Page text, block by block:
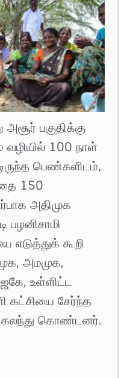
பகுதிக்கு
வழியில் 100 நாள்
பெண்களிடம்,
150
அதிமுக
பழனிசாமி
எடுத்துக் கூறி
அமமுக,
உள்ளிட்ட
கட்சியை சேர்ந்த
கலந்து கொண்டனர்.